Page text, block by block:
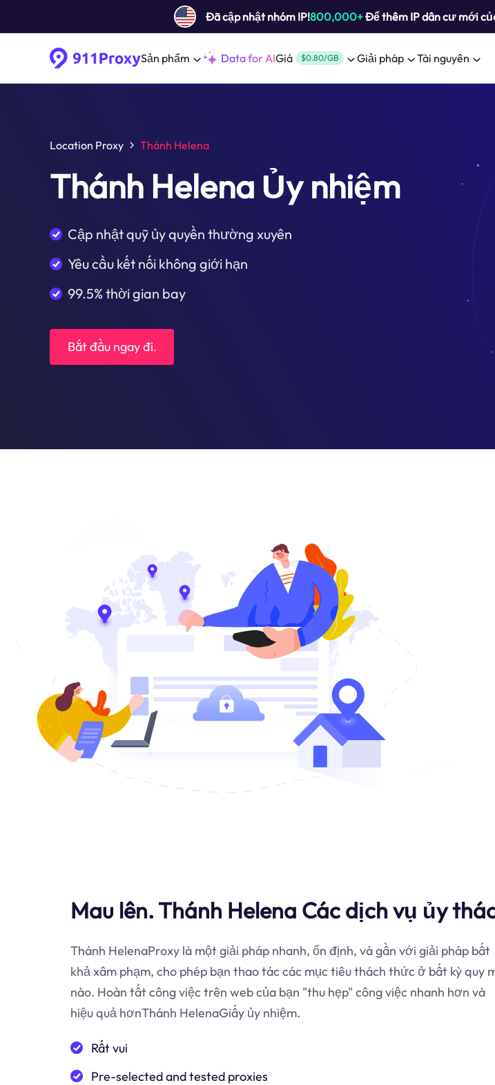
Đã cập nhật nhóm IP!800,000+Để thêm IP dân cư mới
Sản phẩm Data for AIGiá $0.80/GB Giải pháp Tài nguyên
Location Proxy Thánh Helena
Thánh Helena Ủy nhiệm
Cập nhật quỹ ủy quyền thường xuyên
Yêu cầu kết nối không giới hạn
99.5% thời gian bay
Bắt đầu ngay đi.
Mau lên. Thánh Helena Các dịch vụ ủy
Thánh HelenaProxy là một giải pháp nhanh, ổn định, và gần với giải pháp bất
khả xâm phạm, cho phép bạn thao tác các mục tiêu thách thức ở bất kỳ quy
nào. Hoàn tất công việc trên web của bạn "thu hẹp" công việc nhanh hơn và
hiệu quả hơnThánh HelenaGiấy ủy nhiệm.
Rất vui
Pre-selected and tested proxies